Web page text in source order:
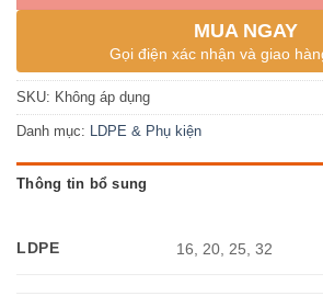
MUA NGAY
Gọi điện xác nhận và giao
SKU: Không áp dụng
Danh mục: LDPE & Phụ kiện
Thông tin bổ sung
LDPE 16, 20, 25, 32